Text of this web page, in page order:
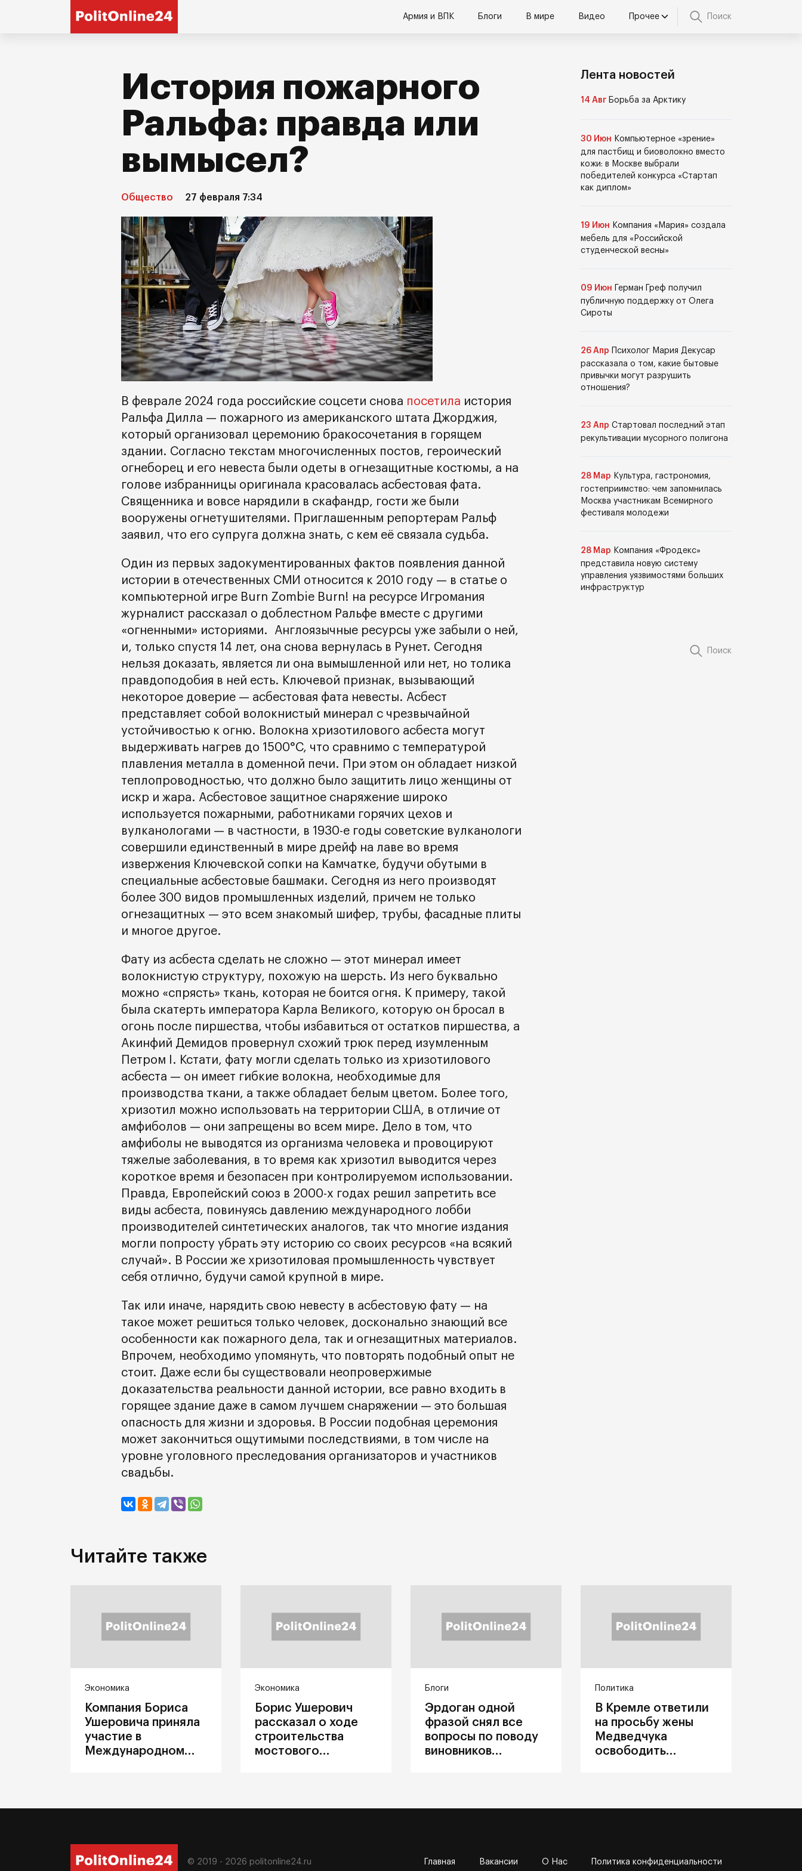
Армия и ВПК Блоги В мире Видео Прочее Поиск
История пожарного
Ральфа: правда или
вымысел?
Общество 27 февраля 7:34
В феврале 2024 года российские соцсети снова посетила история
Ральфа Дилла — пожарного из американского штата Джорджия,
который организовал церемонию бракосочетания в горящем
здании. Согласно текстам многочисленных постов, героический
огнеборец и его невеста были одеты в огнезащитные костюмы, а на
голове избранницы оригинала красовалась асбестовая фата.
Священника и вовсе нарядили в скафандр, гости же были
вооружены огнетушителями. Приглашенным репортерам Ральф
заявил, что его супруга должна знать, с кем её связала судьба.
Один из первых задокументированных фактов появления данной
истории в отечественных СМИ относится к 2010 году — в статье о
компьютерной игре Burn Zombie Burn! на ресурсе Игромания
журналист рассказал о доблестном Ральфе вместе с другими
«огненными» историями. Англоязычные ресурсы уже забыли о ней,
и, только спустя 14 лет, она снова вернулась в Рунет. Сегодня
нельзя доказать, является ли она вымышленной или нет, но толика
правдоподобия в ней есть. Ключевой признак, вызывающий
некоторое доверие — асбестовая фата невесты. Асбест
представляет собой волокнистый минерал с чрезвычайной
устойчивостью к огню. Волокна хризотилового асбеста могут
выдерживать нагрев до 1500°С, что сравнимо с температурой
плавления металла в доменной печи. При этом он обладает низкой
теплопроводностью, что должно было защитить лицо женщины от
искр и жара. Асбестовое защитное снаряжение широко
используется пожарными, работниками горячих цехов и
вулканологами — в частности, в 1930-е годы советские вулканологи
совершили единственный в мире дрейф на лаве во время
извержения Ключевской сопки на Камчатке, будучи обутыми в
специальные асбестовые башмаки. Сегодня из него производят
более 300 видов промышленных изделий, причем не только
огнезащитных — это всем знакомый шифер, трубы, фасадные плиты
и многое другое.
Фату из асбеста сделать не сложно — этот минерал имеет
волокнистую структуру, похожую на шерсть. Из него буквально
можно «спрясть» ткань, которая не боится огня. К примеру, такой
была скатерть императора Карла Великого, которую он бросал в
огонь после пиршества, чтобы избавиться от остатков пиршества, а
Акинфий Демидов провернул схожий трюк перед изумленным
Петром I. Кстати, фату могли сделать только из хризотилового
асбеста — он имеет гибкие волокна, необходимые для
производства ткани, а также обладает белым цветом. Более того,
хризотил можно использовать на территории США, в отличие от
амфиболов — они запрещены во всем мире. Дело в том, что
амфиболы не выводятся из организма человека и провоцируют
тяжелые заболевания, в то время как хризотил выводится через
короткое время и безопасен при контролируемом использовании.
Правда, Европейский союз в 2000-х годах решил запретить все
виды асбеста, повинуясь давлению международного лобби
производителей синтетических аналогов, так что многие издания
могли попросту убрать эту историю со своих ресурсов «на всякий
случай». В России же хризотиловая промышленность чувствует
себя отлично, будучи самой крупной в мире.
Так или иначе, нарядить свою невесту в асбестовую фату — на
такое может решиться только человек, досконально знающий все
особенности как пожарного дела, так и огнезащитных материалов.
Впрочем, необходимо упомянуть, что повторять подобный опыт не
стоит. Даже если бы существовали неопровержимые
доказательства реальности данной истории, все равно входить в
горящее здание даже в самом лучшем снаряжении — это большая
опасность для жизни и здоровья. В России подобная церемония
может закончиться ощутимыми последствиями, в том числе на
уровне уголовного преследования организаторов и участников
свадьбы.
Лента новостей
14 Авг Борьба за Арктику
30 Июн Компьютерное «зрение»
для пастбищ и биоволокно вместо
кожи: в Москве выбрали
победителей конкурса «Стартап
как диплом»
19 Июн Компания «Мария» создала
мебель для «Российской
студенческой весны»
09 Июн
Герман Греф получил
публичную поддержку от Олега
Сироты
26 Апр
Психолог Мария Декусар
рассказала о том, какие бытовые
привычки могут разрушить
отношения?
23 Апр Стартовал последний этап
рекультивации мусорного полигона
28 Мар Культура, гастрономия,
гостеприимство: чем запомнилась
Москва участникам Всемирного
фестиваля молодежи
28 Мар Компания «Фродекс»
представила новую систему
управления уязвимостями больших
инфраструктур
Поиск
Читайте также
Экономика
Компания Бориса
Ушеровича приняла
участие в
Международном
Экономика
Борис Ушерович
рассказал о ходе
строительства
мостового
Блоги
Эрдоган одной
фразой снял все
вопросы по поводу
виновников
Политика
В Кремле ответили
на просьбу жены
Медведчука
освободить
© 2019 - 2026 politonline24.ru Главная Вакансии О Нас Политика конфиденциальности